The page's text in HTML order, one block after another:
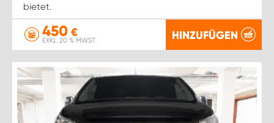
bietet.
450 €
EXKL. 20 % MWST. HINZUFÜGEN